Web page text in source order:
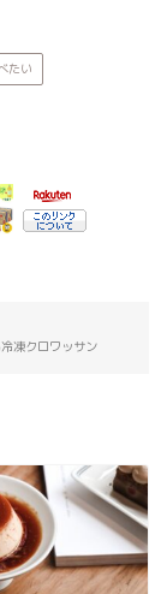
たい
凍クロワッサン